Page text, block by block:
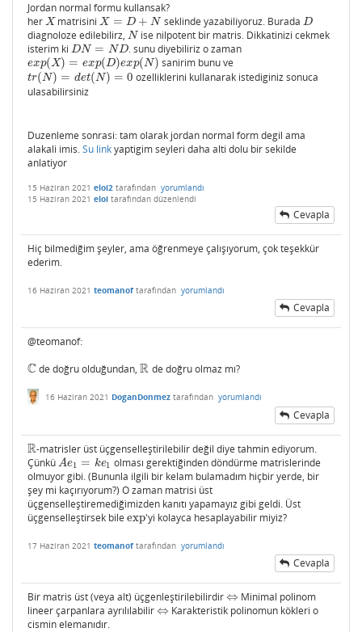
Jordan normal formu kullansak?
her X
X matrisiniX = D + N
X= D+ N seklinde yazabiliyoruz. Burada D
D
diagnoloze edilebilirz, N
N ise nilpotent bir matris. Dikkatinizi cekmek
isterim ki DN = ND
DN= ND . sunu diyebiliriz o zaman
exp(X) = exp(D)exp(N)
exp(X)=e xp D)exp(N) sanirim bunu ve
tr( N) = det( N) = 0
tr(N)=d et( N)=0
ozelliklerini kullanarak istediginiz sonuca
ulasabilirsiniz
Duzenleme sonrasi: tam olarak jordan normal form degil ama
alakali imis.Su linkyaptigim seyleri daha alti dolu bir sekilde
anlatiyor
15 Haziran 2021 eloi2 tarafından yorumlandı
15 Haziran 2021 eloi tarafından düzenlendi
Cevapla
Hiç bilmediğim şeyler, ama öğrenmeye çalışıyorum, çok teşekkür
ederim.
16 Haziran 2021 teomanof tarafından yorumlandı
Cevapla
@teomanof:
C
C de doğru olduğundan,R
R de doğru olmaz mı?
16 Haziran 2021 DoganDonmez tarafından yorumlandı
Cevapla
R
R -matrisler üst üçgenselleştirilebilir değil diye tahmin ediyorum.
Çünkü Ae1 = ke1
Ae1 ke 1
olması gerektiğinden döndürme matrislerinde
olmuyor gibi. (Bununla ilgili bir kelam bulamadım hiçbir yerde, bir
şey mi kaçırıyorum?) O zaman matrisi üst
üçgenselleştiremediğimizden kanıtı yapamayız gibi geldi. Üst
üçgenselleştirsek bile exp
exp 'yi kolayca hesaplayabilir miyiz?
17 Haziran 2021 teomanof tarafından yorumlandı
Cevapla
Bir matris üst (veya alt) üçgenleştirilebilirdir⇔
⇔ Minimal polinom
lineer çarpanlara ayrılılabilir⇔
⇔ Karakteristik polinomun kökleri o
cismin elemanıdır.